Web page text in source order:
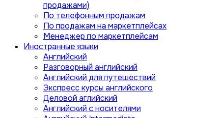
продажами)
По телефонным продажам
По продажам на маркетплейсах
Менеджер по маркетплейсам
Иностранные языки
Английский
Разговорный английский
Английский для путешествий
Экспресс курсы английского
Деловой аглийский
Английский с носителями